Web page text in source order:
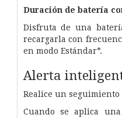
Duración de batería
Disfruta de una
recargarla con
en modo Estándar*.
Alerta
Realice un
Cuando se aplica